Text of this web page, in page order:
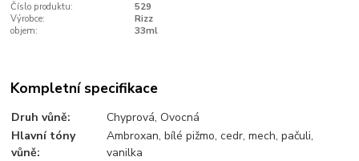
Číslo produktu:
529
Výrobce:
Rizz
objem:
33ml
Kompletní specifikace
Druh vůně:
Chyprová, Ovocná
Hlavní tóny
vůně:
Ambroxan, bílé pižmo, cedr, mech, pačuli,
vanilka